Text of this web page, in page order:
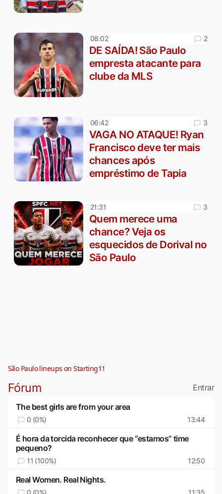
08:02 2
DE SAÍDA! São Paulo
empresta atacante para
clube da MLS
06:42 3
VAGA NO ATAQUE! Ryan
Francisco deve ter mais
chances após
empréstimo de Tapia
21:31 3
Quem merece uma
chance? Veja os
esquecidos de Dorival no
São Paulo
São Paulo lineups on Starting11
Fórum
Entrar
The best girls are from your area
0 (0%) 13:44
É hora da torcida reconhecer que “estamos” time
pequeno?
11 (100%) 12:50
Real Women. Real Nights.
0 (0%) 11:35